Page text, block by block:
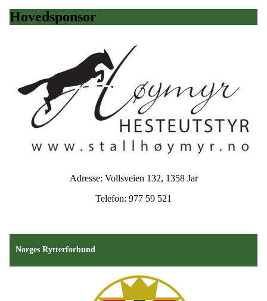
Hovedsponsor
Adresse: Vollsveien 132, 1358 Jar
Telefon: 977 59 521
Norges Rytterforbund